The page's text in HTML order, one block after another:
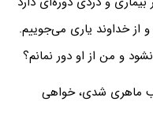
از خداوند یاری می‌جوییم.
و من از او دور نمانم؟
ماهری شدی، خواهی